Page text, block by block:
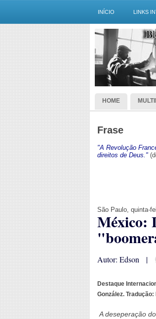
INÍCIO LINKS
HOME
Frase
"A Revolução
direitos de Deus."
São Paulo, quinta-
México:
Autor: Edson |
Destaque
González.
A deseperação